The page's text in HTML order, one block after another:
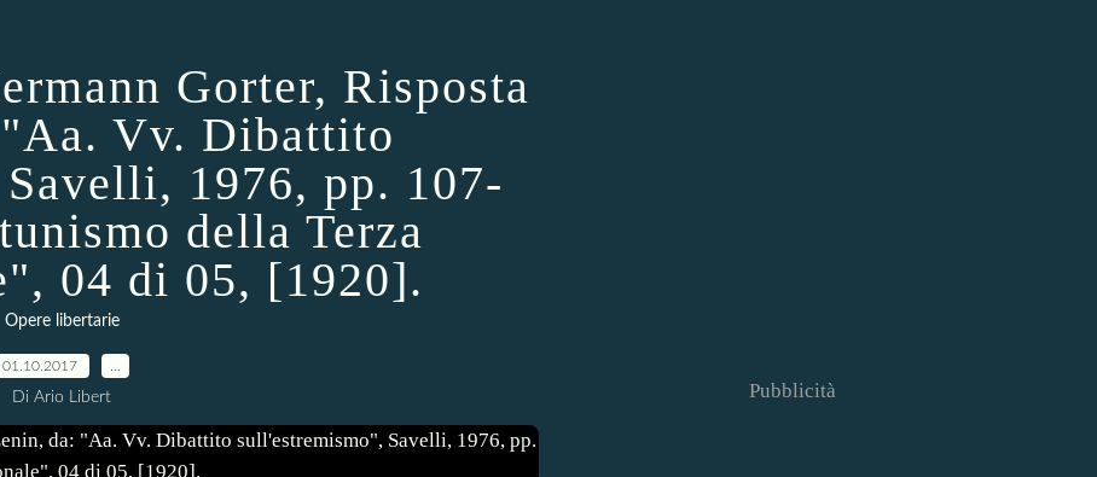
Gorter, Risposta
Vv. Dibattito
1976, pp. 107-
della Terza
04 di 05, [1920].
Opere libertarie
01.10.2017
Di Ario Libert Pubblicità